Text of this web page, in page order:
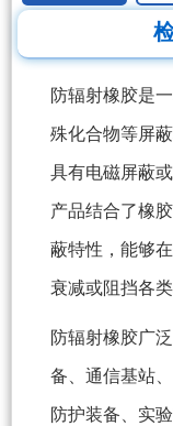
防辐射橡胶是
殊化合物等屏
具有电磁屏蔽
产品结合了橡
蔽特性，能够
衰减或阻挡各
防辐射橡胶广
备、通信基站
防护装备、实